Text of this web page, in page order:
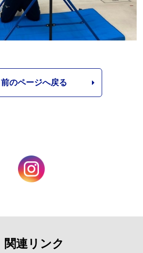
前のページへ戻る
関連リンク